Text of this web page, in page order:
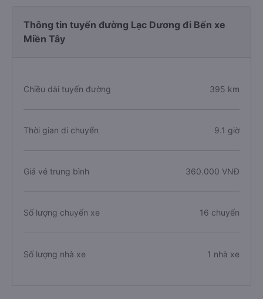
Thông tin tuyến đường Lạc Dương đi Bến xe
Miền Tây
Chiều dài tuyến đường 395 km
Thời gian di chuyển 9.1 giờ
Giá vé trung bình 360.000 VNĐ
Số lượng chuyến xe 16 chuyến
Số lượng nhà xe 1 nhà xe